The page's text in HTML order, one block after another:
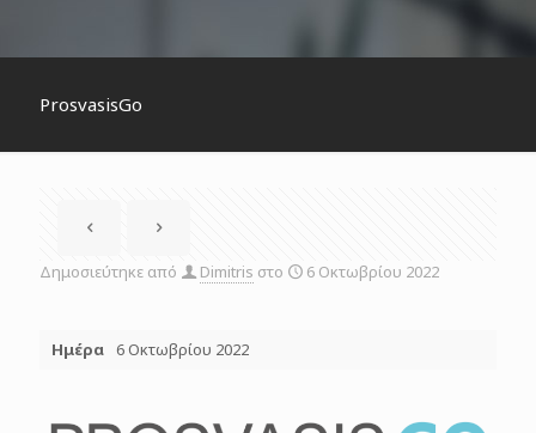
ProsvasisGo
Δημοσιεύτηκε από Dimitris στο 6 Οκτωβρίου 2022
Ημέρα 6 Οκτωβρίου 2022